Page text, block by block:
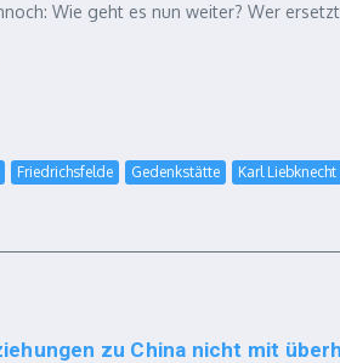
Wie geht es nun weiter? Wer
Friedrichsfelde Gedenkstätte Karl Liebknecht
zu China nicht mit